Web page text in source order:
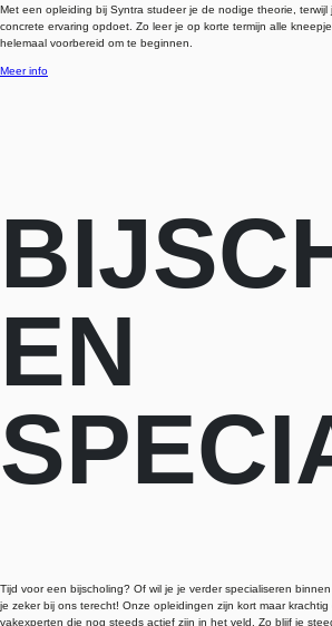
Met een opleiding bij Syntra studeer je de nodige theorie, terwijl
concrete ervaring opdoet. Zo leer je op korte termijn alle
helemaal voorbereid om te beginnen.
Meer info
EN
Tijd voor een bijscholing? Of wil je je verder specialiseren
je zeker bij ons terecht! Onze opleidingen zijn kort maar
vakexperten die nog steeds actief zijn in het veld. Zo blijf je